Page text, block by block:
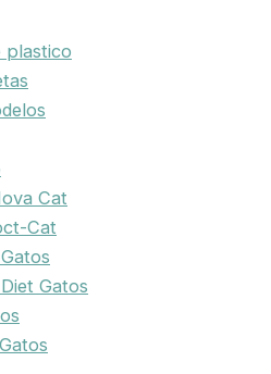
plastico
Cat
Cat
Gatos